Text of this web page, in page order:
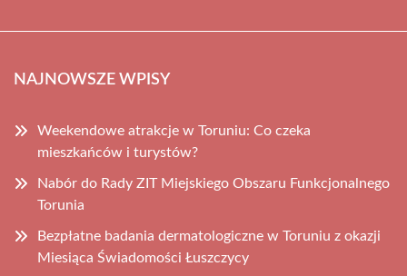
NAJNOWSZE WPISY
Weekendowe atrakcje w Toruniu: Co czeka
mieszkańców i turystów?
Nabór do Rady ZIT Miejskiego Obszaru Funkcjonalnego
Torunia
Bezpłatne badania dermatologiczne w Toruniu z okazji
Miesiąca Świadomości Łuszczycy